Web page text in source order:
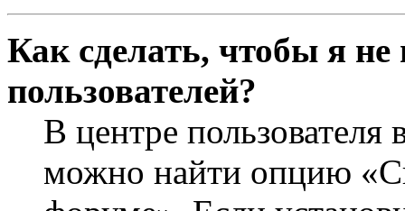
Как сделать, чтобы я
пользователей?
В центре
можно найти опцию